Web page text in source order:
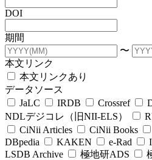
DOI
期間
〜
本文リンク
本文リンクあり
データソース
JaLC
IRDB Crossref
NDLデジコレ（旧NII-ELS）
CiNii Articles
CiNii Books
DBpedia
KAKEN e-Rad
LSDB Archive
極地研ADS